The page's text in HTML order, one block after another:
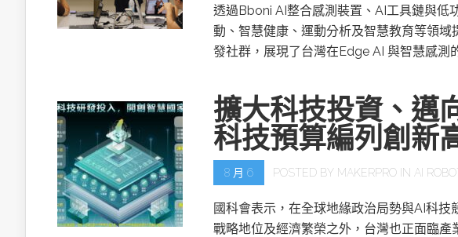
透過Bboni AI整合感測裝置、AI工具鏈與低
動、智慧健康、運動分析及智慧教育等領
發社群，展現了台灣在Edge AI 與智慧感測
擴大科技投資、
科技預算編列創新
8 月 6 POSTED BY MAKERPRO IN AI
國科會表示，在全球地緣政治局勢與AI科
戰略地位及經濟繁榮之外，台灣也正面臨